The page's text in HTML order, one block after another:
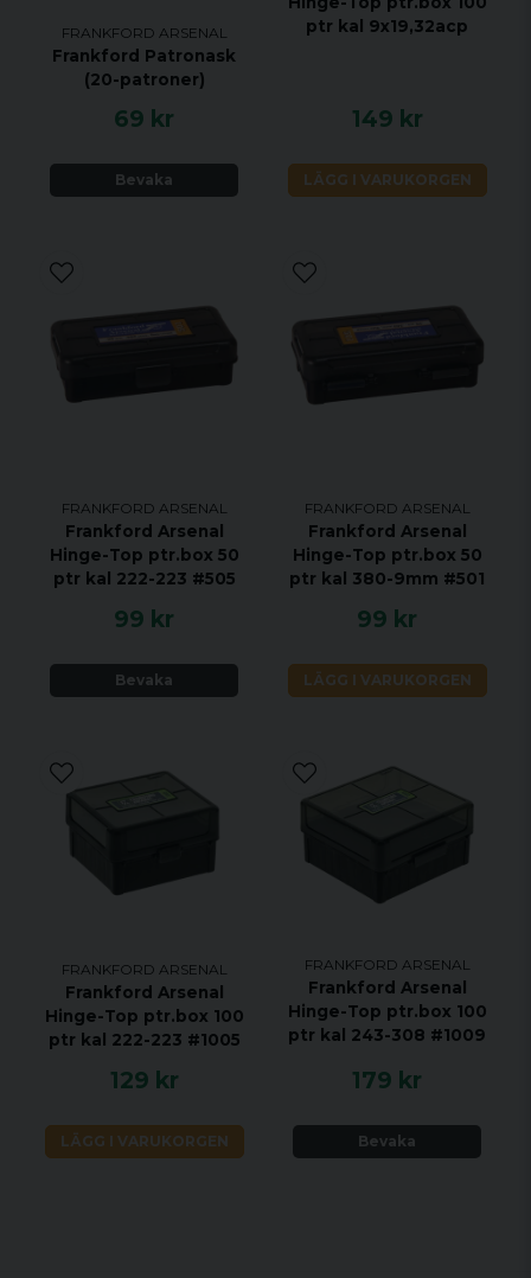
FRANKFORD ARSENAL
Frankford Patronask
(20-patroner)
69 kr
Bevaka
ptr kal 9x19,32acp
149 kr
LÄGG I VARUKORGEN
FRANKFORD ARSENAL
Frankford Arsenal
Hinge-Top ptr.box 50
ptr kal 222-223 #505
99 kr
Bevaka
FRANKFORD ARSENAL
Frankford Arsenal
Hinge-Top ptr.box 50
ptr kal 380-9mm #501
99 kr
LÄGG I VARUKORGEN
FRANKFORD ARSENAL
Frankford Arsenal
Hinge-Top ptr.box 100
ptr kal 222-223 #1005
129 kr
LÄGG I VARUKORGEN
FRANKFORD ARSENAL
Frankford Arsenal
Hinge-Top ptr.box 100
ptr kal 243-308 #1009
179 kr
Bevaka